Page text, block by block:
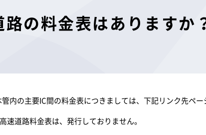
路の料金表はありますか
管内の主要IC間の料金表につきましては、下記リンク先ペー
速道路料金表は、発行しておりません。